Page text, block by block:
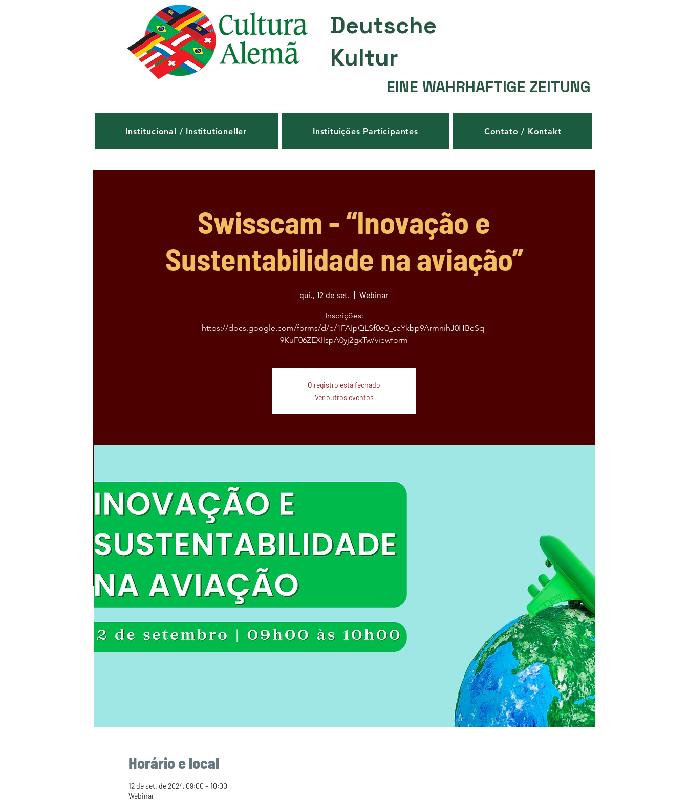
Deutsche
Kultur
EINE WAHRHAFTIGE ZEITUNG
Institucional / Institutioneller Instituições Participantes Contato / Kontakt
Swisscam - “Inovação e
Sustentabilidade na aviação”
qui., 12 de set.
  |
Webinar
Inscrições:
https://docs.google.com/forms/d/e/1FAIpQLSf0e0_caYkbp9ArmnihJ0HBeSq-
9KuF06ZEXllspA0yj2gxTw/viewform
O registro está fechado
Ver outros eventos
Horário e local
12 de set. de 2024, 09:00 – 10:00
Webinar